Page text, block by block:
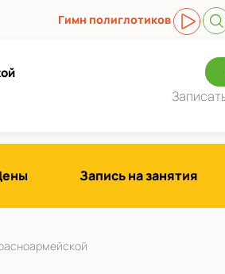
Гимн полиглотиков
Запись на занятия